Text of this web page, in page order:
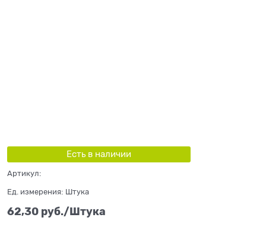
Есть в наличии
Артикул:
Ед. измерения: Штука
62,30 руб./Штука